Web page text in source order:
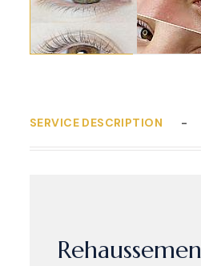
SERVICE DESCRIPTION